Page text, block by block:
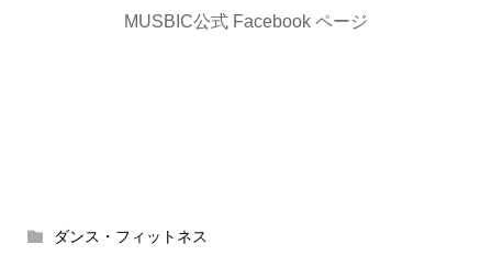
MUSBIC公式 Facebook ページ
ダンス・フィットネス